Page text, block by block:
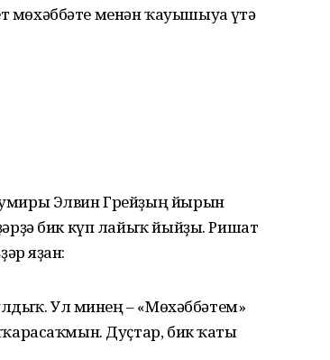
мөхәббәте менән ҡауышыуға үтә
Элвин Грейҙың йырын
бик күп лайыҡ йыйҙы. Ришат
яҙған:
Ул минең – «Мөхәббәтем»
Дуҫтар, бик ҡаты